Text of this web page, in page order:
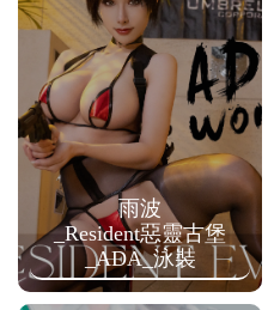
雨波
_Resident惡靈古堡
_ADA_泳裝